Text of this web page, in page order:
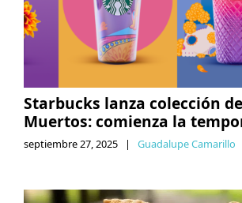
Starbucks lanza colección
Muertos: comienza la
septiembre 27, 2025 | Guadalupe Camarillo